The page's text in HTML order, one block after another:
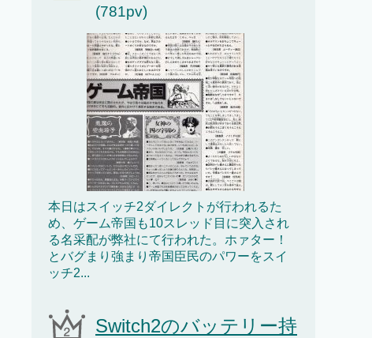
(781pv)
本日はスイッチ2ダイレクトが行われるた
め、ゲーム帝国も10スレッド目に突入され
る名采配が弊社にて行われた。ホァター！
とバグまり強まり帝国臣民のパワーをスイ
ッチ2...
Switch2のバッテリー持